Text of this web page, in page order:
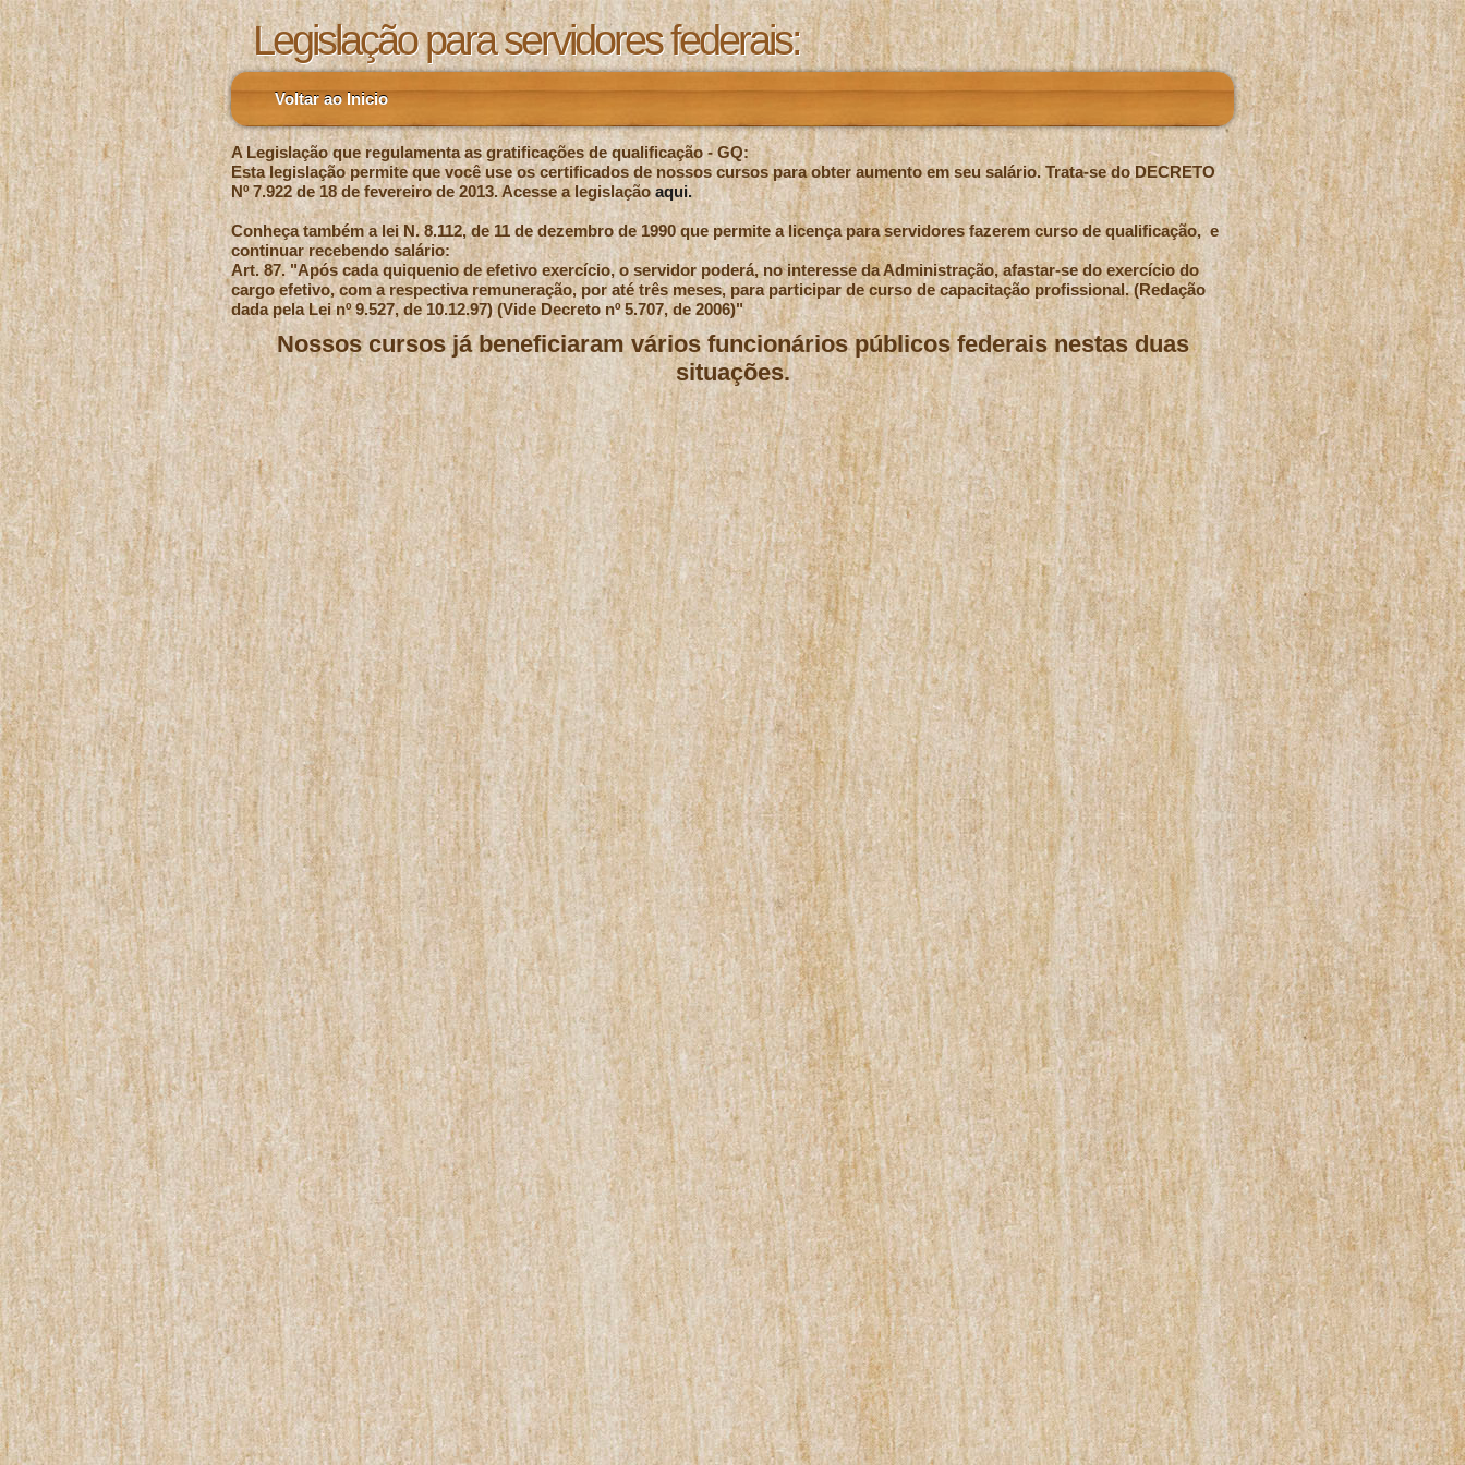
Legislação para servidores federais:
Voltar ao Inicio
A Legislação que regulamenta as gratificações de qualificação - GQ:
Esta legislação permite que você use os certificados de nossos cursos para obter aumento em seu salário. Trata-se do DECRETO
Nº 7.922 de 18 de fevereiro de 2013. Acesse a legislaçãoaqui.
Conheça também a lei N. 8.112, de 11 de dezembro de 1990 que permite a licença para servidores fazerem curso de qualificação, e
continuar recebendo salário:
Art. 87. "Após cada quiquenio de efetivo exercício, o servidor poderá, no interesse da Administração, afastar-se do exercício do
cargo efetivo, com a respectiva remuneração, por até três meses, para participar de curso de capacitação profissional. (Redação
dada pela Lei nº 9.527, de 10.12.97) (Vide Decreto nº 5.707, de 2006)"
Nossos cursos já beneficiaram vários funcionários públicos federais nestas duas
situações.